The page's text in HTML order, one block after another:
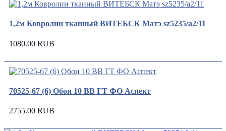
1,2м Ковролин тканный ВИТЕБСК Матэ sz5235/а2/11
1080.00 RUB
70525-67 (6) Обои 10 ВВ ГТ ФО Аспект
2755.00 RUB